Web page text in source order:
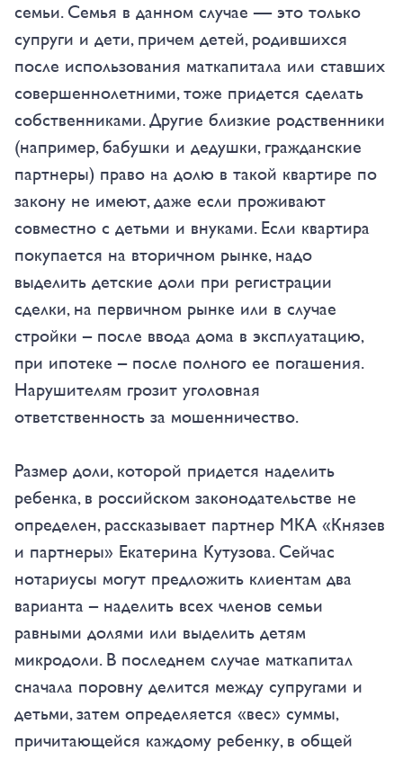
семьи. Семья в данном случае — это только
супруги и дети, причем детей, родившихся
после использования маткапитала или ставших
совершеннолетними, тоже придется сделать
собственниками. Другие близкие родственники
(например, бабушки и дедушки, гражданские
партнеры) право на долю в такой квартире по
закону не имеют, даже если проживают
совместно с детьми и внуками. Если квартира
покупается на вторичном рынке, надо
выделить детские доли при регистрации
сделки, на первичном рынке или в случае
стройки – после ввода дома в эксплуатацию,
при ипотеке – после полного ее погашения.
Нарушителям грозит уголовная
ответственность за мошенничество.
Размер доли, которой придется наделить
ребенка, в российском законодательстве не
определен, рассказывает партнер МКА «Князев
и партнеры» Екатерина Кутузова. Сейчас
нотариусы могут предложить клиентам два
варианта – наделить всех членов семьи
равными долями или выделить детям
микродоли. В последнем случае маткапитал
сначала поровну делится между супругами и
детьми, затем определяется «вес» суммы,
причитающейся каждому ребенку, в общей